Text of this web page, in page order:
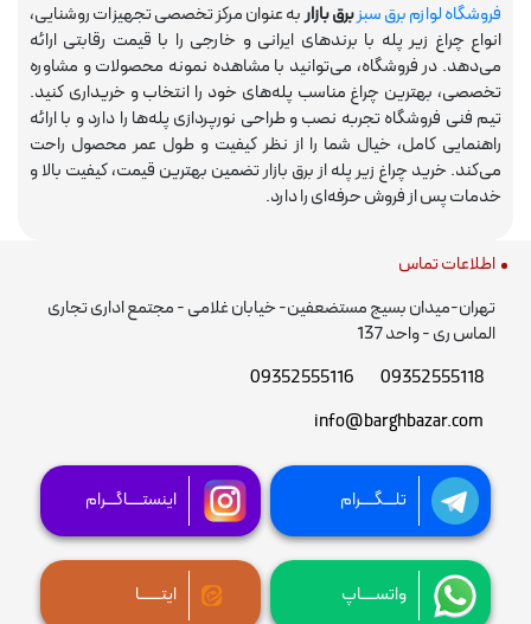
فروشگاه لوازم برق سبزبرق بازاربه عنوان مرکز تخصصی تجهیزات روشنایی،
انواع چراغ زیر پله با برندهای ایرانی و خارجی را با قیمت رقابتی ارائه
می‌دهد. در فروشگاه، می‌توانید با مشاهده نمونه محصولات و مشاوره
تخصصی، بهترین چراغ مناسب پله‌های خود را انتخاب و خریداری کنید.
تیم فنی فروشگاه تجربه نصب و طراحی نورپردازی پله‌ها را دارد و با ارائه
راهنمایی کامل، خیال شما را از نظر کیفیت و طول عمر محصول راحت
می‌کند. خرید چراغ زیر پله از برق بازار تضمین بهترین قیمت، کیفیت بالا و
خدمات پس از فروش حرفه‌ای را دارد.
اطلاعات تماس
تهران-میدان بسیج مستضعفین- خیابان غلامی - مجتمع اداری تجاری
الماس ری - واحد 137
09352555118
09352555116
info@barghbazar.com
تلـــگــــرام اینستــــاگـــرام
واتســــاپ ایتــــــا